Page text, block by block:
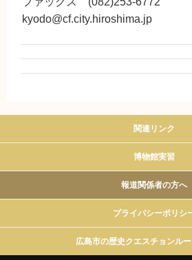
kyodo@cf.city.hiroshima.jp
関連リンク
博物館実習
報道関係者の方へ
プライバシーポリシ
広島市の歴史クエスチョンルー